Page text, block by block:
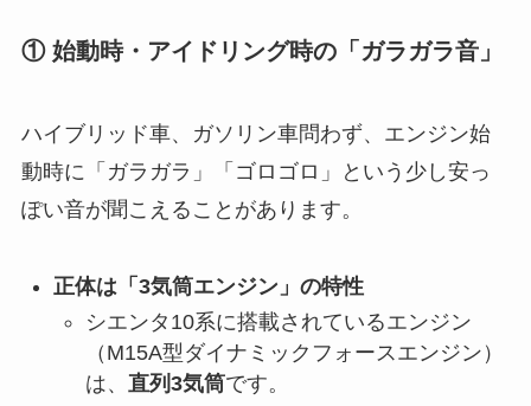
① 始動時・アイドリング時の「ガラガラ音」
ハイブリッド車、ガソリン車問わず、エンジン始
動時に「ガラガラ」「ゴロゴロ」という少し安っ
ぽい音が聞こえることがあります。
正体は「3気筒エンジン」の特性
シエンタ10系に搭載されているエンジン
（M15A型ダイナミックフォースエンジン）
は、 直列3気筒です。